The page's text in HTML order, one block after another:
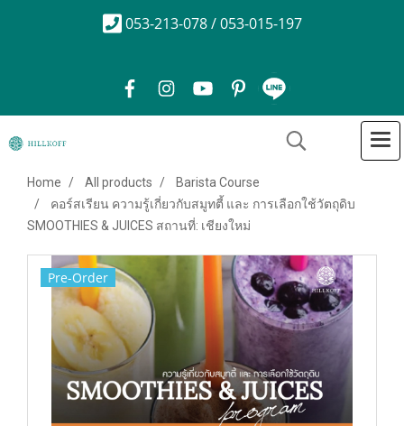
053-213-078 / 053-015-197
Home All products
Barista Course
คอร์สเรียน ความรู้เกี่ยวกับสมูทตี้ และ การเลือกใช้วัตถุดิบ
SMOOTHIES & JUICES สถานที่: เชียงใหม่
Pre-Order